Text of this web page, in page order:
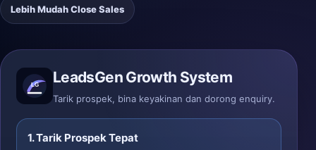
Lebih Mudah Close Sales
LeadsGen Growth System
Tarik prospek, bina keyakinan dan dorong enquiry.
1. Tarik Prospek Tepat